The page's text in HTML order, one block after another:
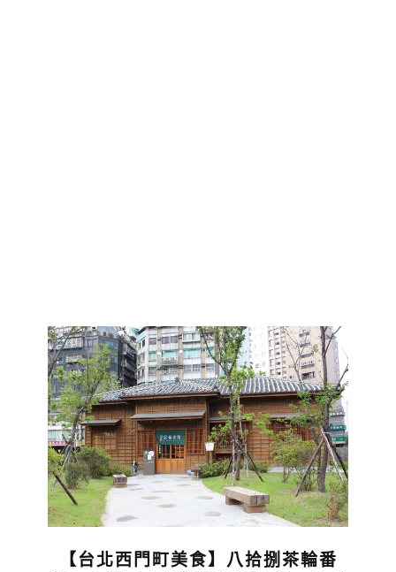
【台北西門町美食】八拾捌茶輪番